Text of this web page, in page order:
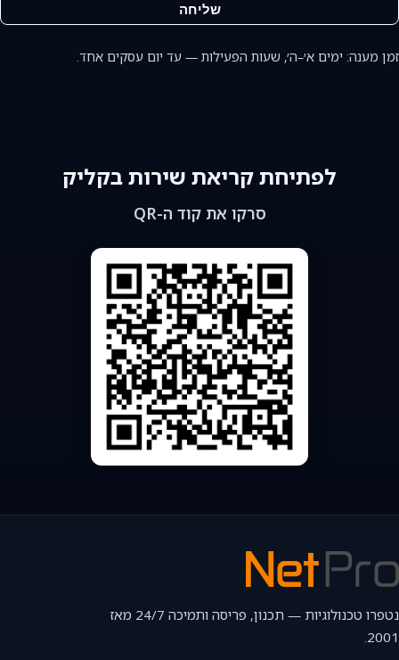
שליחה
זמן מענה: ימים א׳–ה׳, שעות הפעילות — עד יום עסקים אחד.
לפתיחת קריאת שירות בקליק
סרקו את קוד ה-QR
נטפרו טכנולוגיות — תכנון, פריסה ותמיכה 24/7 מאז
2001.